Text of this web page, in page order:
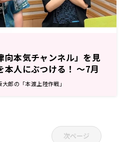
向本気チャンネル」を見
本人にぶつける！ ～7月
楓と天津向の「本渡上陸
郎の「本渡上陸作戦」
次ページ